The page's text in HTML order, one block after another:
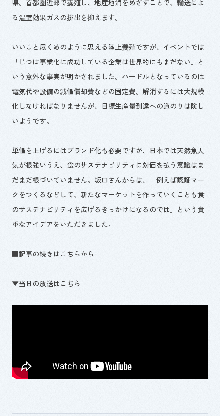
県。首都圏近郊で養殖し、地産地消をめざすことで、輸送によ
る温室効果ガスの排出を抑えます。
いいこと尽くめのように思える陸上養殖ですが、イベントでは
「じつは事業化に成功している企業は世界的にもまだない」と
いう意外な事実が明かされました。ハードルとなっているのは
電気代や設備の減価償却費などの固定費。解消するには大規模
化しなければなりませんが、目標生産量到達への道のりは険し
いようです。
単価を上げるにはブランド化も必要ですが、日本では天然魚人
気が根強いうえ、食のサステナビリティに対価を払う意識はま
だまだ根づいていません。坂口さんからは、「例えば認証マー
クをつくるなどして、新たなマーケットを作っていくことも食
のサステナビリティを広げるきっかけになるのでは」という貴
重なアイデアをいただきました。
■記事の続きはこちらから
▼当日の放送はこちら